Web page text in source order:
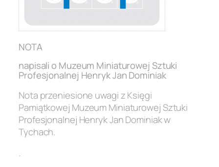
NOTA
napisali o Muzeum Miniaturowej Sztuki
Profesjonalnej Henryk Jan Dominiak
Nota przeniesione uwagi z Księgi
Pamiątkowej Muzeum Miniaturowej Sztuki
Profesjonalnej Henryk Jan Dominiak w
Tychach.
.